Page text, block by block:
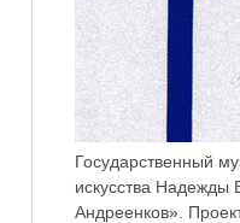
Государственный
искусства Надежды
Андреенков».